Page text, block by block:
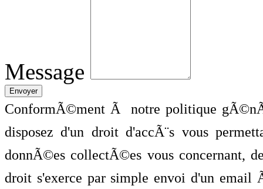
Message
ConformÃ©ment Ã notre politique
disposez d'un droit d'accÃ¨s vous
donnÃ©es collectÃ©es vous concernant,
droit s'exerce par simple envoi d'un